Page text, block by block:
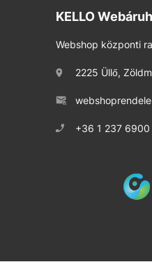
KELLO
Webshop központi
2225 Üllő,
+36 1 237